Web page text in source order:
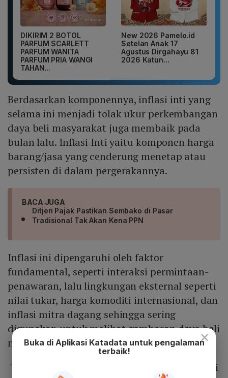
DIKIRIM 2 BOTOL
PARFUM SCARLETT
PARFUM WANITA
PARFUM PRIA WANGI
TAHAN...
New 2026 Pamelo.id
Setelan Anak 17
Agustus Dirgahayu 81
2026 Katun...
Berdasarkan komponennya, inflasi inti yang
selama ini menjadi tolak ukur perkembangan
daya beli masyarakat juga membaik pada
bulan lalu. Inflasi Inti yaitu komponen harga
barang/jasa yang cenderung menetap atau
persisten di dalam pergerakannya.
BACA JUGA
Ditjen Pajak Pastikan Sembako di Pasar
Tradisional Tak Akan Kena PPN
Inflasi ini dipengaruhi oleh faktor
fundamental, seperti interaksi permintaan-
penawaran, lalu lingkungan eksternal seperti
nilai tukar, harga komoditi internasional, dan
inflasi mitra dagang sehingga sering
digunakan untuk melihat gambaran daya beli
masyarakat.
"Inflasi inti Mei 2021 melampaui 2020. Inflasi
×
Buka di Aplikasi Katadata untuk pengalaman
terbaik!